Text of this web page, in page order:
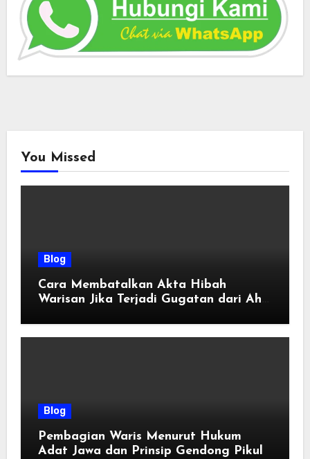
You Missed
Blog
Cara Membatalkan Akta Hibah
Warisan Jika Terjadi Gugatan dari Ahli
Blog
Pembagian Waris Menurut Hukum
Adat Jawa dan Prinsip Gendong Pikul